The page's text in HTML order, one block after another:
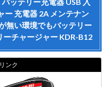
ー 充電器 2A メンテナン
無い環境でもバッテリー
ーチャージャー KDR-B12
ンク